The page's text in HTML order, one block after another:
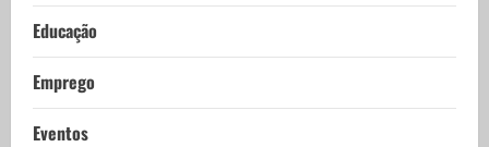
Educação
Emprego
Eventos